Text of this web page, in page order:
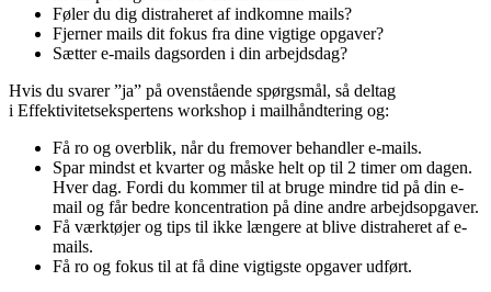
Føler du dig distraheret af indkomne mails?
Fjerner mails dit fokus fra dine vigtige opgaver?
Sætter e-mails dagsorden i din arbejdsdag?
Hvis du svarer ”ja” på ovenstående spørgsmål, så deltag
i Effektivitetsekspertens workshop i mailhåndtering og:
Få ro og overblik, når du fremover behandler e-mails.
Spar mindst et kvarter og måske helt op til 2 timer om dagen.
Hver dag. Fordi du kommer til at bruge mindre tid på din e-
mail og får bedre koncentration på dine andre arbejdsopgaver.
Få værktøjer og tips til ikke længere at blive distraheret af e-
mails.
Få ro og fokus til at få dine vigtigste opgaver udført.